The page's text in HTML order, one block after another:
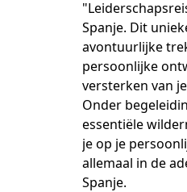
Spanje. Dit
avontuurlijke
persoonlijke
versterken van
Onder
essentiële
je op je
allemaal in de
Spanje.